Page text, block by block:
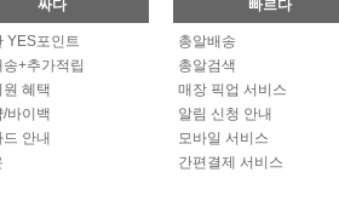
싸다
YES포인트
송+추가적립
혜택
바이백
안내
빠르다
총알배송
총알검색
매장 픽업 서비스
알림 신청 안내
모바일 서비스
간편결제 서비스